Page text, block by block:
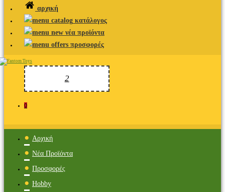
αρχική
κατάλογος
νέα προϊόντα
προσφορές
0
Αρχική
Νέα Προϊόντα
Προσφορές
Hobby